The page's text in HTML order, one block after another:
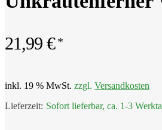
21,99 €
inkl. 19 % MwSt. zzgl. Versandkosten
Sofort lieferbar, ca. 1-3